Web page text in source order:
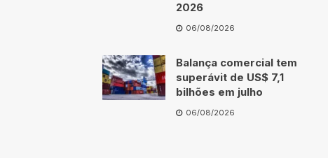
2026
06/08/2026
Balança comercial tem
superávit de US$ 7,1
bilhões em julho
06/08/2026